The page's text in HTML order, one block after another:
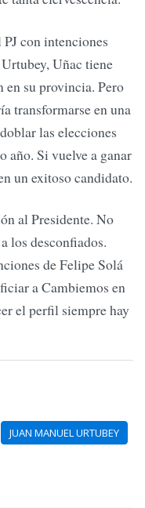
con intenciones
Uñac tiene
su provincia. Pero
transformarse en una
las elecciones
año. Si vuelve a ganar
un exitoso candidato.
al Presidente. No
los desconfiados.
de Felipe Solá
a Cambiemos en
el perfil siempre hay
JUAN MANUEL URTUBEY